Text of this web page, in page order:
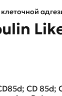
CD 85d;